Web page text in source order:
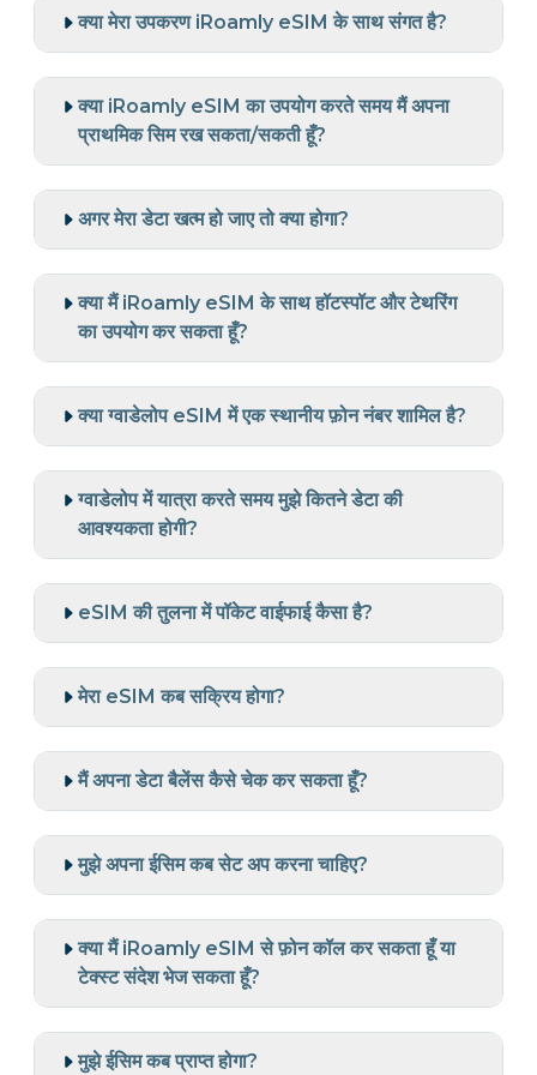
क्या मेरा उपकरण iRoamly eSIM के साथ संगत है?
क्या iRoamly eSIM का उपयोग करते समय मैं अपना
प्राथमिक सिम रख सकता/सकती हूँ?
अगर मेरा डेटा खत्म हो जाए तो क्या होगा?
क्या मैं iRoamly eSIM के साथ हॉटस्पॉट और टेथरिंग
का उपयोग कर सकता हूँ?
क्या ग्वाडेलोप eSIM में एक स्थानीय फ़ोन नंबर शामिल है?
ग्वाडेलोप में यात्रा करते समय मुझे कितने डेटा की
आवश्यकता होगी?
eSIM की तुलना में पॉकेट वाईफाई कैसा है?
मेरा eSIM कब सक्रिय होगा?
मैं अपना डेटा बैलेंस कैसे चेक कर सकता हूँ?
मुझे अपना ईसिम कब सेट अप करना चाहिए?
क्या मैं iRoamly eSIM से फ़ोन कॉल कर सकता हूँ या
टेक्स्ट संदेश भेज सकता हूँ?
मुझे ईसिम कब प्राप्त होगा?